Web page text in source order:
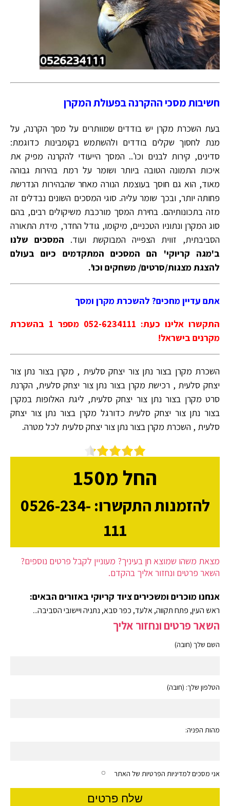
חשיבות מסכי ההקרנה בפעולת המקרן
בעת השכרת מקרן יש בודדים שמוותרים על מסך הקרנה, על
מנת לחסוך שקלים בודדים ולהשתמש בקומבינות כדוגמת:
סדינים, קירות לבנים וכו'.. המסך הייעודי להקרנה מפיק את
איכות התמונה הטובה ביותר ושומר על רמת בהירות גבוהה
מאוד, הוא גם חוסך בעוצמת הנורה מאחר שהבהירות הנדרשת
פחותה יותר, ובכך שומר עליה. סוגי המסכים השונים נבדלים זה
מזה בתכונותיהם. בחירת המסך מורכבת משיקולים רבים, בהם
סוג המקרן ונתוניו הטכניים, מיקומו, גודל החדר, מידת התאורה
הסביבתית, זווית הצפייה המבוקשת ועוד. המסכים שלנו
ב'מגה קריוקי' הם המסכים המתקדמים כיום בעולם
להצגת מצגות/סרטים/ משחקים וכו'.
אתם עדיין מחכים? להשכרת מקרן ומסך
התקשרו אלינו כעת: 052-6234111 מספר 1 בהשכרת
מקרנים בישראל!
השכרת מקרן בצור נתן צור יצחק סלעית , מקרן בצור נתן צור
יצחק סלעית , רכישת מקרן בצור נתן צור יצחק סלעית, הקרנת
סרט מקרן בצור נתן צור יצחק סלעית, ליגת האלופות במקרן
בצור נתן צור יצחק סלעית כדורגל מקרן בצור נתן צור יצחק
סלעית , השכרת מקרן בצור נתן צור יצחק סלעית לכל מטרה.
החל מ150
להזמנות התקשרו: 0526-234-
111
מצאת משהו שמוצא חן בעיניך? מעוניין לקבל פרטים נוספים?
השאר פרטים ונחזור אליך בהקדם.
אנחנו מוכרים ומשכירים ציוד קריוקי באזורים הבאים:
ראש העין, פתח תקווה, אלעד, כפר סבא, נתניה ויישובי הסביבה...
השאר פרטים ונחזור אליך
השם שלך (חובה)
הטלפון שלך: (חובה)
מהות הפניה:
אני מסכים למדיניות הפרטיות של האתר